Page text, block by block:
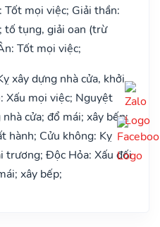
mọi việc; Giải thần:
tố tụng, giải oan (trừ
Tốt mọi việc;
xây dựng nhà cửa, khởi
Xấu mọi việc; Nguyệt
cửa; đổ mái; xây bếp;
hành; Cửu không: Kỵ
trương; Độc Hỏa: Xấu đối
xây bếp;